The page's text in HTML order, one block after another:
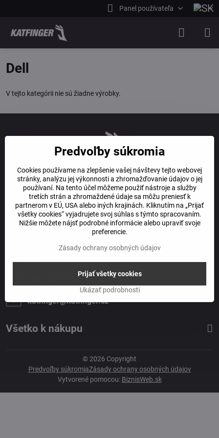
Panel používateľa
Dell
V tejto kategórii nie sú žiadne výrobky.
Instagram Facebook
KONTAKTY
Alox s​.r​.o​.
460 07 LIBEREC 3
DIČ: CZ25427989
+420 736 75 25 77
katfinger​@katfinger​.cz
Všetko k nákupu
©2026 Copyright
Predvoľby súkromiaZásady ochrany osobných údajov
Vytvorené pomocou: BiznisWeb.sk
Predvoľby súkromia
Cookies používame na zlepšenie vašej návštevy tejto webovej
stránky, analýzu jej výkonnosti a zhromažďovanie údajov o jej
používaní. Na tento účel môžeme použiť nástroje a služby
tretích strán a zhromaždené údaje sa môžu preniesť k
partnerom v EÚ, USA alebo iných krajinách. Kliknutím na „Prijať
všetky cookies“ vyjadrujete svoj súhlas s týmto spracovaním.
Nižšie môžete nájsť podrobné informácie alebo upraviť svoje
preferencie.
Zásady ochrany osobných údajov
Ukázať podrobnosti
Prijať všetky cookies